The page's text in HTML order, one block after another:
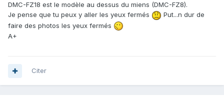
DMC-FZ18 est le modèle au dessus du miens (DMC-FZ8).
Je pense que tu peux y aller les yeux fermés
Put...n dur de
faire des photos les yeux fermés
A+
Citer